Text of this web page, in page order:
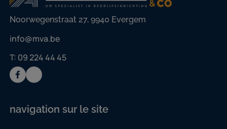
Noorwegenstraat 27, 9940 Evergem
info@mva.be
T: 09 224 44 45
navigation sur le site